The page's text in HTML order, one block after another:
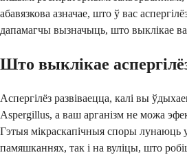
абавязкова азначае, што ў вас
дапамагчы вызначыць, што выклікае
Што выклікае
Аспергілёз развіваецца, калі вы
Aspergillus, а ваш арганізм не можа
Гэтыя мікраскапічныя споры лунаюць
памяшканнях, так і на вуліцы, што